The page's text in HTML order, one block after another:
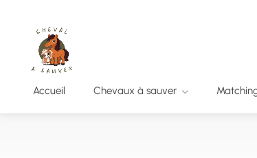
Accueil Chevaux à sauver